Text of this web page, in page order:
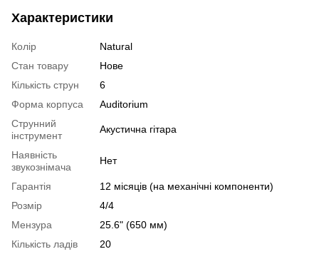
Характеристики
Колір
Natural
Стан товару
Нове
Кількість струн
6
Форма корпуса
Auditorium
Струнний
інструмент
Акустична гітара
Наявність
звукознімача
Нет
Гарантія
12 місяців (на механічні компоненти)
Розмір
4/4
Мензура
25.6" (650 мм)
Кількість ладів
20